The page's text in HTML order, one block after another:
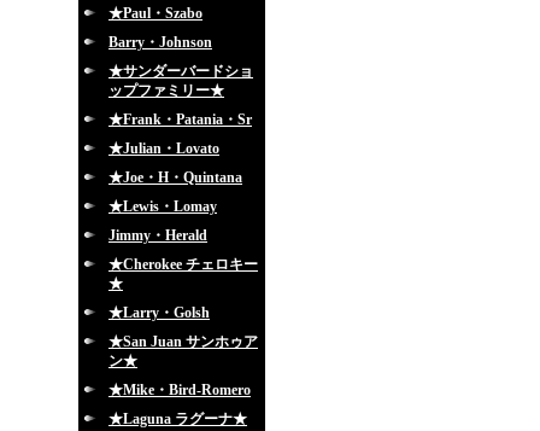
★Paul・Szabo
Barry・Johnson
★サンダーバードショ
ップファミリー★
★Frank・Patania・Sr
★Julian・Lovato
★Joe・H・Quintana
★Lewis・Lomay
Jimmy・Herald
★Cherokee チェロキー
★
★Larry・Golsh
★San Juan サンホゥア
ン★
★Mike・Bird-Romero
★Laguna ラグーナ★